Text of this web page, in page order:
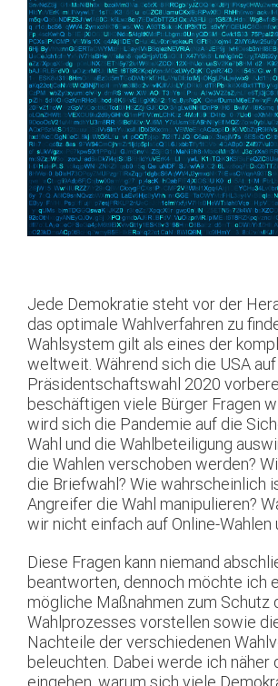
Jede Demokratie steht vor der
das optimale Wahlverfahren zu
Wahlsystem gilt als eines der
weltweit. Während sich die USA
Präsidentschaftswahl 2020
beschäftigen viele Bürger Fragen
wird sich die Pandemie auf die
Wahl und die Wahlbeteiligung
die Wahlen verschoben werden?
die Briefwahl? Wie wahrscheinlich
Angreifer die Wahl manipulieren?
wir nicht einfach auf Online-Wahlen
Diese Fragen kann niemand
beantworten, dennoch möchte ich
mögliche Maßnahmen zum Schutz
Wahlprozesses vorstellen sowie
Nachteile der verschiedenen
beleuchten. Dabei werde ich näher
eingehen, warum sich viele